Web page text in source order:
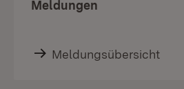
Meldungen
Meldungsübersicht